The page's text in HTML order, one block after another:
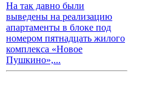
На так давно были
выведены на реализацию
апартаменты в блоке под
номером пятнадцать жилого
комплекса «Новое
Пушкино»,...